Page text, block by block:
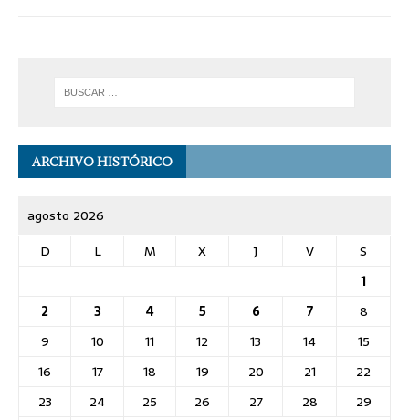
ARCHIVO HISTÓRICO
agosto 2026
D
L M X J V
S
1
2
3 4 5 6 7
8
9
10 11 12 13 14
15
16
17 18 19 20 21
22
23
24 25 26 27 28
29